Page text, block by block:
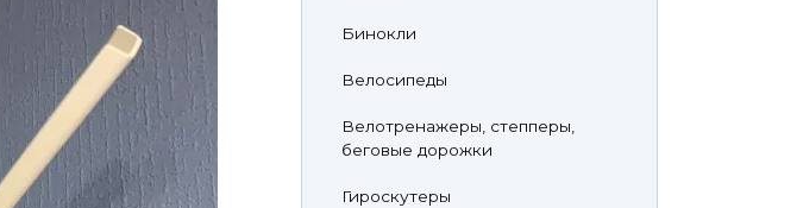
Бинокли
Велосипеды
Велотренажеры, степперы,
беговые дорожки
Гироскутеры